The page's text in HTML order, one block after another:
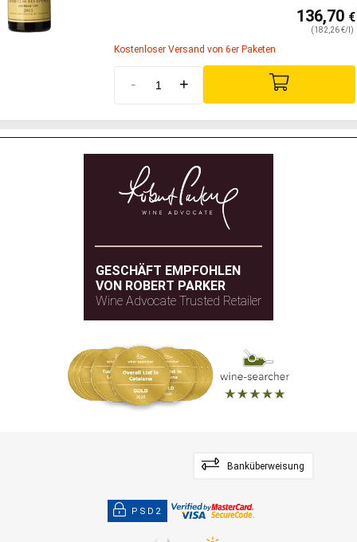
136,70 €
(182,26 €/l)
Kostenloser Versand von 6er Paketen
- +
GESCHÄFT EMPFOHLEN
VON ROBERT PARKER
Wine Advocate Trusted Retailer
Banküberweisung
PSD2